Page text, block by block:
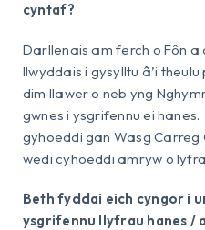
cyntaf?
Darllenais am ferch o Fôn a
llwyddais i gysylltu â’i
dim llawer o neb yng
gwnes i ysgrifennu ei
gyhoeddi gan Wasg Carreg
wedi cyhoeddi amryw o
Beth fyddai eich cyngor i
ysgrifennu llyfrau hanes /